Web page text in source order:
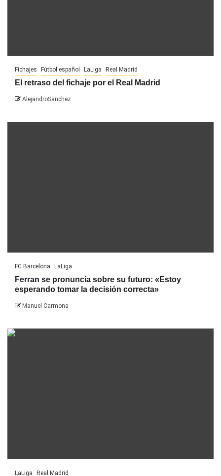
Fichajes Fútbol español LaLiga Real Madrid
El retraso del fichaje por el Real Madrid
AlejandroSanchez
FC Barcelona LaLiga
Ferran se pronuncia sobre su futuro: «Estoy
esperando tomar la decisión correcta»
Manuel Carmona
LaLiga Real Madrid